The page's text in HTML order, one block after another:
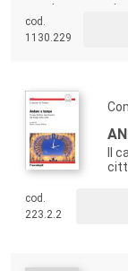
fine di offrire un
complessità delle
cod.
1130.229
Il
cod.
223.2.2